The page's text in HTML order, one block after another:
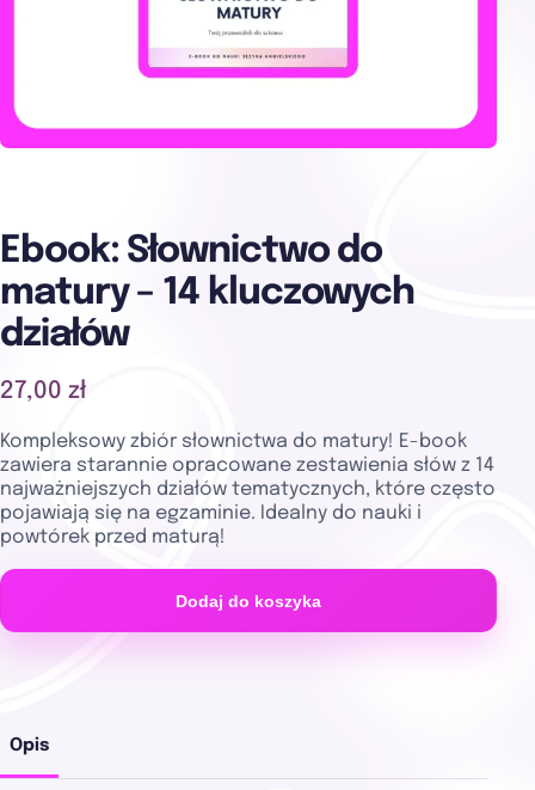
Ebook: Słownictwo do
matury – 14 kluczowych
działów
27,00 zł
Kompleksowy zbiór słownictwa do matury! E-book
zawiera starannie opracowane zestawienia słów z 14
najważniejszych działów tematycznych, które często
pojawiają się na egzaminie. Idealny do nauki i
powtórek przed maturą!
Dodaj do koszyka
Opis